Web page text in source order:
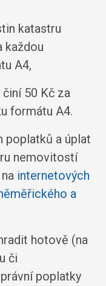
katastru
každou
A4,
50 Kč za
formátu A4.
poplatků a úplat
nemovitostí
internetových
a
hotově (na
či
poplatky